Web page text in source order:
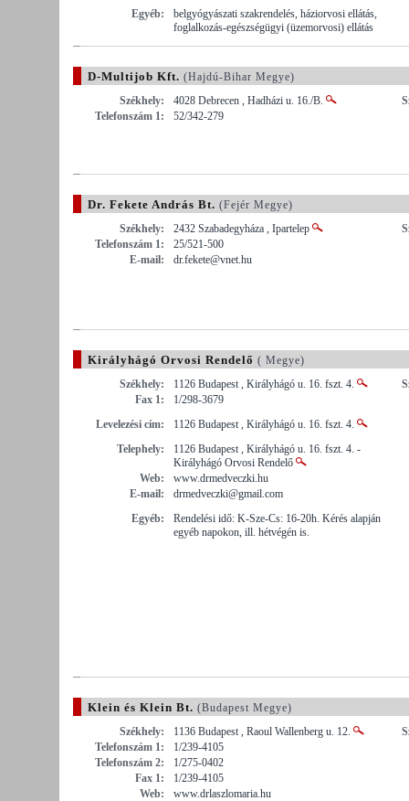
Egyéb:
belgyógyászati szakrendelés, háziorvosi ellátás,
foglalkozás-egészségügyi (üzemorvosi) ellátás
D-Multijob Kft. (Hajdú-Bihar Megye)
Székhely:
4028 Debrecen , Hadházi u. 16./B.
Telefonszám 1:
52/342-279
Dr. Fekete András Bt. (Fejér Megye)
Székhely:
2432 Szabadegyháza , Ipartelep
Telefonszám 1:
25/521-500
E-mail:
dr.fekete@vnet.hu
Királyhágó Orvosi Rendelő ( Megye)
Székhely:
1126 Budapest , Királyhágó u. 16. fszt. 4.
Fax 1:
1/298-3679
Levelezési cím:
1126 Budapest , Királyhágó u. 16. fszt. 4.
Telephely:
1126 Budapest , Királyhágó u. 16. fszt. 4. -
Királyhágó Orvosi Rendelő
Web:
www.drmedveczki.hu
E-mail:
drmedveczki@gmail.com
Egyéb:
Rendelési idő: K-Sze-Cs: 16-20h. Kérés alapján
egyéb napokon, ill. hétvégén is.
Klein és Klein Bt. (Budapest Megye)
Székhely:
1136 Budapest , Raoul Wallenberg u. 12.
Telefonszám 1:
1/239-4105
Telefonszám 2:
1/275-0402
Fax 1:
1/239-4105
Web:
www.drlaszlomaria.hu